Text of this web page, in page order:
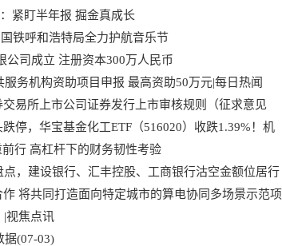
紧盯半年报 掘金真成长
铁呼和浩特局全力护航音乐节
公司成立 注册资本300万人民币
务机构资助项目申报 最高资助50万元|每日热闻
易所上市公司证券发行上市审核规则（征求意见
停，华宝基金化工ETF（516020）收跌1.39%！机
资讯
行 高杠杆下的财务韧性考验
，建设银行、汇丰控股、工商银行沽空金额位居行
将共同打造面向特定城市的算电协同多场景示范项
|视焦点讯
据(07-03)